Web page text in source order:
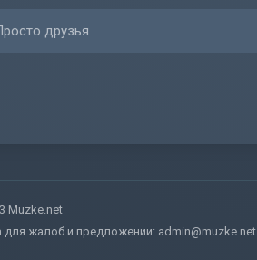
друзья
Muzke.net
для жалоб и предложении: admin@muzke.net